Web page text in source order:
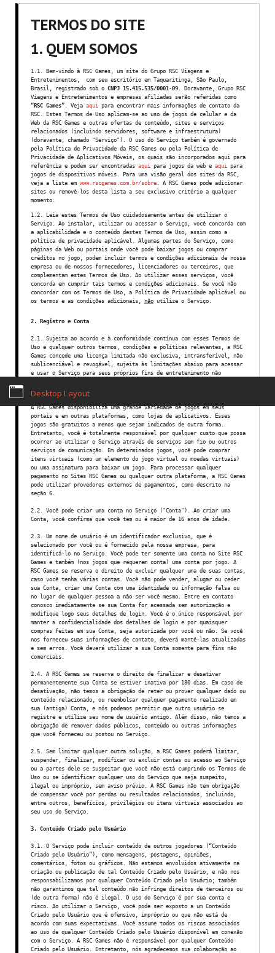
TERMOS DO SITE
1. QUEM SOMOS
1.1. Bem-vindo à RSC Games, um site do Grupo RSC Viagens e
Entretenimentos, com seu escritório em Taquaritinga, São Paulo,
Brasil, registrado sob o CNPJ 15.415.535/0001-09 . Doravante, Grupo RSC
Viagens e Entretenimentos e empresas afiliadas serão referidas como
“RSC Games” . Veja aqui para encontrar mais informações de contato da
RSC. Estes Termos de Uso aplicam-se ao uso de jogos de celular e da
Web da RSC Games e outras ofertas de conteúdo, sites e serviços
relacionados (incluindo servidores, software e infraestrutura)
(doravante, chamado "Serviço"). O uso do Serviço também é governado
pela Política de Privacidade da RSC Games ou pela Política de
Privacidade de Aplicativos Móveis, os quais são incorporados aqui para
referência e podem ser encontradas aqui para jogos da web e aqui para
jogos de dispositivos móveis. Para uma visão geral dos sites da RSC,
veja a lista em www.rscgames.com.br/sobre . A RSC Games pode adicionar
sites ou removê-los desta lista a seu exclusivo critério a qualquer
momento.
1.2. Leia estes Termos de Uso cuidadosamente antes de utilizar o
Serviço. Ao instalar, utilizar ou acessar o Serviço, você concorda com
a aplicabilidade e o conteúdo destes Termos de Uso, assim como a
política de privacidade aplicável. Algumas partes do Serviço, como
páginas da Web ou portais onde você pode baixar jogos ou comprar
créditos no jogo, podem incluir termos e condições adicionais de nossa
empresa ou de nossos fornecedores, licenciadores ou terceiros, que
complementam estes Termos de Uso. Ao utilizar esses serviços, você
concorda em cumprir tais termos e condições adicionais. Se você não
concordar com os Termos de Uso, a Política de Privacidade aplicável ou
os termos e as condições adicionais, não utilize o Serviço.
2. Registro e Conta
2.1. Sujeita ao acordo e à conformidade contínua com esses Termos de
Uso e qualquer outros termos, condições e políticas relevantes, a RSC
Games concede uma licença limitada não exclusiva, intransferível, não
sublicenciável e revogável, sujeita às limitações abaixo para acessar
e usar o Serviço para seus próprios fins de entretenimento não
propósito.
A RSC Games disponibiliza uma grande variedade de jogos em seus
portais e em outras plataformas, como lojas de aplicativos. Esses
jogos são gratuitos a menos que sejam indicados de outra forma.
Entretanto, você é totalmente responsável por qualquer custo que possa
ocorrer ao utilizar o Serviço através de serviços sem fio ou outros
serviços de comunicação. Em determinados jogos, você pode comprar
itens virtuais (como um elemento do jogo virtual ou moedas virtuais)
ou uma assinatura para baixar um jogo. Para processar qualquer
pagamento no Sites RSC Games ou qualquer outra plataforma, a RSC Games
pode utilizar provedores externos de pagamentos, como descrito na
seção 6.
2.2. Você pode criar uma conta no Serviço ("Conta"). Ao criar uma
Conta, você confirma que você tem ou é maior de 16 anos de idade.
2.3. Um nome de usuário é um identificador exclusivo, que é
selecionado por você ou é fornecido pela nossa empresa, para
identificá-lo no Serviço. Você pode ter somente uma conta no Site RSC
Games e também (nos jogos que requerem conta) uma conta por jogo. A
RSC Games se reserva o direito de excluir qualquer uma de suas contas,
caso você tenha várias contas. Você não pode vender, alugar ou ceder
sua Conta, criar uma Conta com uma identidade ou informação falsa ou
no lugar de qualquer pessoa a não ser você mesmo. Entre em contato
conosco imediatamente se sua Conta for acessada sem autorização e
modifique logo seus detalhes de login. Você é o único responsável por
manter a confidencialidade dos detalhes de login e por quaisquer
compras feitas em sua Conta, seja autorizada por você ou não. Se você
nos forneceu suas informações de contato, deverá mantê-las atualizadas
e sem erros. Você deverá utilizar a sua Conta somente para fins não
comerciais.
2.4. A RSC Games se reserva o direito de finalizar e desativar
permanentemente sua Conta se estiver inativa por 180 dias. Em caso de
desativação, não temos a obrigação de reter ou prover qualquer dado ou
conteúdo relacionado, ou reembolsar qualquer pagamento realizado em
sua (antiga) Conta, e nós podemos permitir que outro usuário se
registre e utilize seu nome de usuário antigo. Além disso, não temos a
obrigação de remover dados públicos, conteúdo ou outras informações
que você forneceu ou postou no Serviço.
2.5. Sem limitar qualquer outra solução, a RSC Games poderá limitar,
suspender, finalizar, modificar ou excluir contas ou acesso ao Serviço
ou a partes dele se suspeitar que você não está cumprindo os Termos de
Uso ou se identificar qualquer uso do Serviço que seja suspeito,
ilegal ou impróprio, sem aviso prévio. A RSC Games não tem obrigação
de compensar você por perdas ou resultados relacionados, incluindo,
entre outros, benefícios, privilégios ou itens virtuais associados ao
seu uso do Serviço.
3. Conteúdo Criado pelo Usuário
3.1. O Serviço pode incluir conteúdo de outros jogadores (“Conteúdo
Criado pelo Usuário”), como mensagens, postagens, opiniões,
comentários, fotos ou gráficos. Não estamos envolvidos ativamente na
criação ou publicação de tal Conteúdo Criado pelo Usuário, e não nos
responsabilizamos por qualquer Conteúdo Criado pelo Usuário; também
não garantimos que tal conteúdo não infringe direitos de terceiros ou
(de outra forma) não é ilegal. O uso do Serviço é por sua conta e
risco. Ao utilizar o Serviço, você pode ser exposto a um Conteúdo
Criado pelo Usuário que é ofensivo, impróprio ou que não está de
acordo com suas expectativas. Você assume todos os riscos associados
ao uso de qualquer Conteúdo Criado pelo Usuário disponível em conexão
com o Serviço. A RSC Games não é responsável por qualquer Conteúdo
Criado pelo Usuário. Entretanto, nós agradecemos sua colaboração ao
Cadastre-se
Login/Conta
Meu Perfil
Lembrete de Senha
Lembrete de Usuário
Home Termos Legais Sobre nós Notícias
Games
Email de Suporte:
contato@rscgames.com.br
Copyright © 2026. RSC Games. Desenvolvimento byJKAsites
Desktop Layout